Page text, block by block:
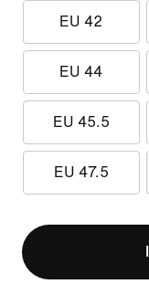
EU 42
EU 44
EU 45.5
EU 47.5